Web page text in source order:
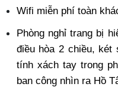
Wifi miễn phí toàn
Phòng nghỉ trang bị
điều hòa 2 chiều, két
tính xách tay trong
ban công nhìn ra Hồ